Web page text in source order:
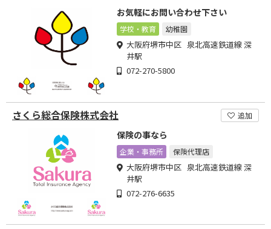
お気軽にお問い合わせ下さい
学校・教育 幼稚園
大阪府堺市中区 泉北高速鉄道線 深
井駅
072-270-5800
さくら総合保険株式会社 追加
保険の事なら
企業・事務所 保険代理店
大阪府堺市中区 泉北高速鉄道線 深
井駅
072-276-6635